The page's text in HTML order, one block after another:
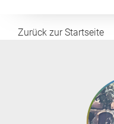
Zurück zur Startseite